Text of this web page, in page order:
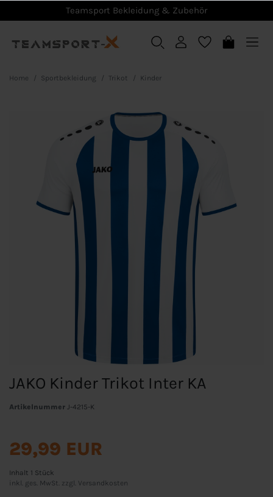
Teamsport Bekleidung & Zubehör
Home Sportbekleidung Trikot Kinder
JAKO Kinder Trikot Inter KA
Artikelnummer J-4215-K
29,99 EUR
Inhalt 1 Stück
inkl. ges. MwSt. zzgl. Versandkosten